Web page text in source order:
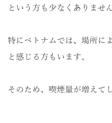
という方も少なくありません
特にベトナムでは、場所に
と感じる方もいます。
そのため、喫煙量が増えて